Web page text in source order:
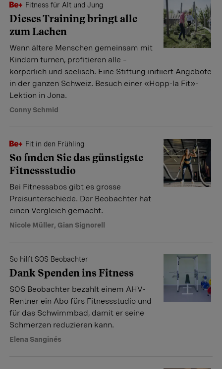
Fitness für Alt und Jung
Dieses Training bringt alle
zum Lachen
Wenn ältere Menschen gemeinsam mit
Kindern turnen, profitieren alle –
körperlich und seelisch. Eine Stiftung initiiert Angebote
in der ganzen Schweiz. Besuch einer «Hopp-la Fit»-
Lektion in Jona.
Conny Schmid
Fit in den Frühling
So finden Sie das günstigste
Fitnessstudio
Bei Fitnessabos gibt es grosse
Preisunterschiede. Der Beobachter hat
einen Vergleich gemacht.
Nicole Müller, Gian Signorell
So hilft SOS Beobachter
Dank Spenden ins Fitness
SOS Beobachter bezahlt einem AHV-
Rentner ein Abo fürs Fitnessstudio und
für das Schwimmbad, damit er seine
Schmerzen reduzieren kann.
Elena Sanginés